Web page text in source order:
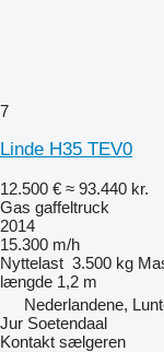
7
Linde H35 TEV0
12.500 € ≈ 93.440 kr.
Gas gaffeltruck
2014
15.300 m/h
Nyttelast 3.500 kg
længde 1,2 m
Nederlandene,
Jur Soetendaal
Kontakt sælgeren